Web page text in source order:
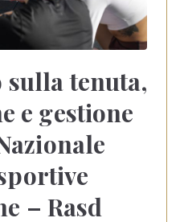
sulla tenuta,
e gestione
– Rasd